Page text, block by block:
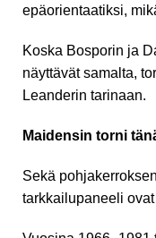
epäorientaatiksi,
Koska Bosporin ja
näyttävät samalta,
Leanderin tarinaan.
Maidensin torni
Sekä
tarkkailupaneeli